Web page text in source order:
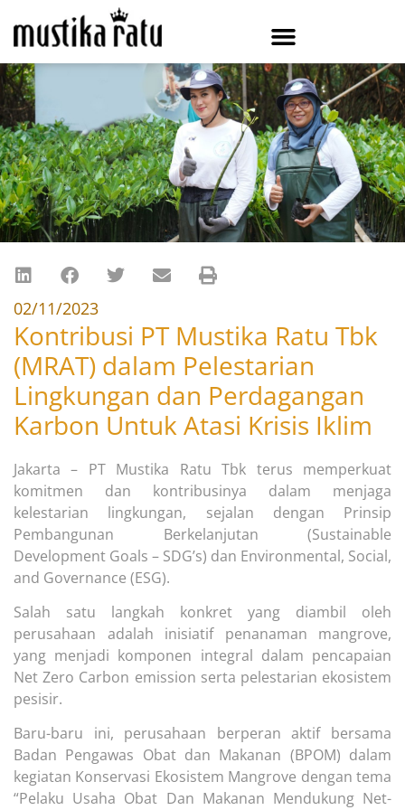
02/11/2023
Kontribusi PT Mustika Ratu Tbk
(MRAT) dalam Pelestarian
Lingkungan dan Perdagangan
Karbon Untuk Atasi Krisis Iklim
Jakarta – PT Mustika Ratu Tbk terus memperkuat
komitmen dan kontribusinya dalam menjaga
kelestarian lingkungan, sejalan dengan Prinsip
Pembangunan Berkelanjutan (Sustainable
Development Goals – SDG’s) dan Environmental, Social,
and Governance (ESG).
Salah satu langkah konkret yang diambil oleh
perusahaan adalah inisiatif penanaman mangrove,
yang menjadi komponen integral dalam pencapaian
Net Zero Carbon emission serta pelestarian ekosistem
pesisir.
Baru-baru ini, perusahaan berperan aktif bersama
Badan Pengawas Obat dan Makanan (BPOM) dalam
kegiatan Konservasi Ekosistem Mangrove dengan tema
“Pelaku Usaha Obat Dan Makanan Mendukung Net-